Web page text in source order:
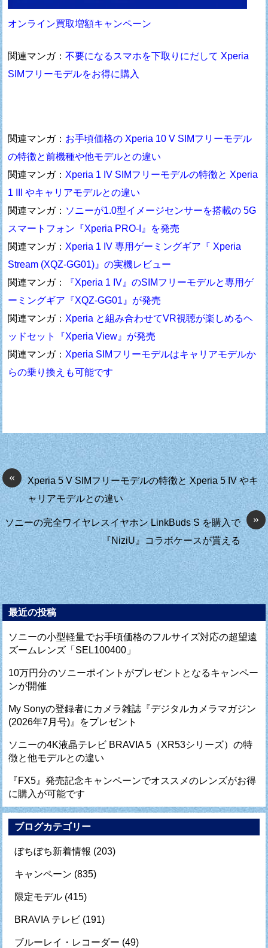
オンライン買取増額キャンペーン
関連マンガ：不要になるスマホを下取りにだして Xperia
SIMフリーモデルをお得に購入
関連マンガ： お手頃価格の Xperia 10 V SIMフリーモデル
の特徴と前機種や他モデルとの違い
関連マンガ： Xperia 1 IV SIMフリーモデルの特徴と Xperia
1 III やキャリアモデルとの違い
関連マンガ： ソニーが1.0型イメージセンサーを搭載の 5G
スマートフォン『Xperia PRO-I』を発売
関連マンガ： Xperia 1 IV 専用ゲーミングギア『 Xperia
Stream (XQZ-GG01)』の実機レビュー
関連マンガ：
『Xperia 1 IV』のSIMフリーモデルと専用ゲ
ーミングギア『XQZ-GG01』が発売
関連マンガ： Xperia と組み合わせてVR視聴が楽しめるヘ
ッドセット『Xperia View』が発売
関連マンガ： Xperia SIMフリーモデルはキャリアモデルか
らの乗り換えも可能です
«
Xperia 5 V SIMフリーモデルの特徴と Xperia 5 IV やキ
ャリアモデルとの違い
»
ソニーの完全ワイヤレスイヤホン LinkBuds S を購入で
『NiziU』コラボケースが貰える
最近の投稿
ソニーの小型軽量でお手頃価格のフルサイズ対応の超望遠
ズームレンズ「SEL100400」
10万円分のソニーポイントがプレゼントとなるキャンペー
ンが開催
My Sonyの登録者にカメラ雑誌『デジタルカメラマガジン
(2026年7月号)』をプレゼント
ソニーの4K液晶テレビ BRAVIA 5（XR53シリーズ）の特
徴と他モデルとの違い
『FX5』発売記念キャンペーンでオススメのレンズがお得
に購入が可能です
ブログカテゴリー
ぼちぼち新着情報 (203)
キャンペーン (835)
限定モデル (415)
BRAVIA テレビ (191)
ブルーレイ・レコーダー (49)